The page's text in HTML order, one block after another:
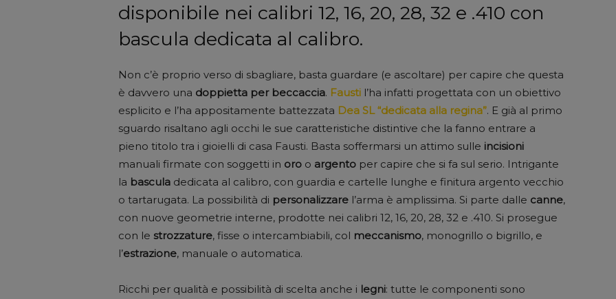
disponibile nei calibri 12, 16, 20, 28, 32 e .410 con
bascula dedicata al calibro.
Non c’è proprio verso di sbagliare, basta guardare (e ascoltare) per capire che questa
è davvero una doppietta per beccaccia. Fausti l’ha infatti progettata con un obiettivo
esplicito e l’ha appositamente battezzata Dea SL “dedicata alla regina”. E già al primo
sguardo risaltano agli occhi le sue caratteristiche distintive che la fanno entrare a
pieno titolo tra i gioielli di casa Fausti. Basta soffermarsi un attimo sulle incisioni
manuali firmate con soggetti in oro o argento per capire che si fa sul serio. Intrigante
la bascula dedicata al calibro, con guardia e cartelle lunghe e finitura argento vecchio
o tartarugata. La possibilità di personalizzare l’arma è amplissima. Si parte dalle canne,
con nuove geometrie interne, prodotte nei calibri 12, 16, 20, 28, 32 e .410. Si prosegue
con le strozzature, fisse o intercambiabili, col meccanismo, monogrillo o bigrillo, e
l’estrazione, manuale o automatica.
Ricchi per qualità e possibilità di scelta anche i legni: tutte le componenti sono